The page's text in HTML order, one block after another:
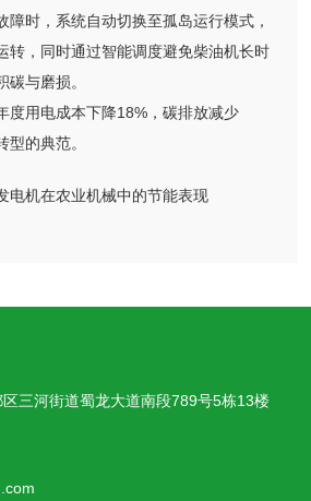
障时，系统自动切换至孤岛运行模式，
转，同时通过智能调度避免柴油机长时
碳与磨损。
度用电成本下降18%，碳排放减少
型的典范。
电机在农业机械中的节能表现
三河街道蜀龙大道南段789号5栋13楼